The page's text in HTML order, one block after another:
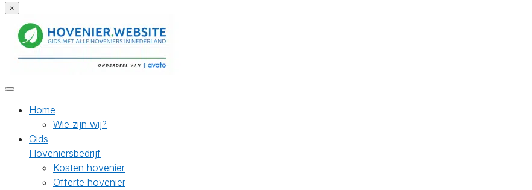
×
Home
Wie zijn wij?
Gids
Hoveniersbedrijf
Kosten hovenier
Offerte hovenier